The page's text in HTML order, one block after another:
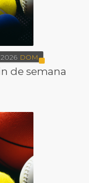
2026 DOM
de semana